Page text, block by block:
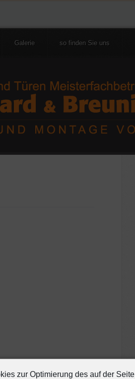
zur Optimierung des auf der Seite
Galerie so finden Sie uns